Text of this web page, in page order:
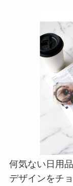
何気ない日用
デザインをチ